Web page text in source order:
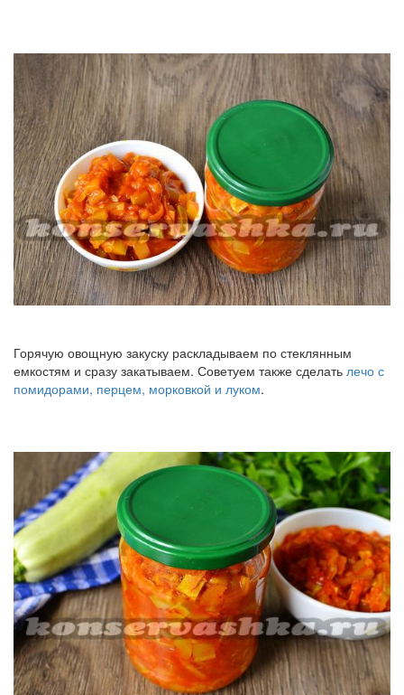
Горячую овощную закуску раскладываем по стеклянным
емкостям и сразу закатываем. Советуем также сделать лечо с
помидорами, перцем, морковкой и луком.